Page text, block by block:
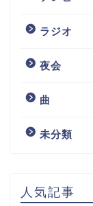
ラジオ
夜会
曲
未分類
人気記事